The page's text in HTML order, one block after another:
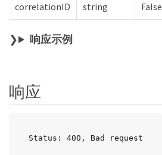
correlationID string False
响应示例
响应
Status: 400, Bad request